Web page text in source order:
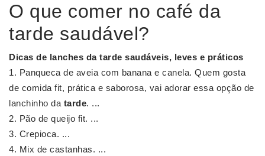
O que comer no café da
tarde saudável?
Dicas de lanches da tarde saudáveis, leves e práticos
Panqueca de aveia com banana e canela. Quem gosta
de comida fit, prática e saborosa, vai adorar essa opção de
lanchinho da tarde. ...
Pão de queijo fit. ...
Crepioca. ...
Mix de castanhas. ...